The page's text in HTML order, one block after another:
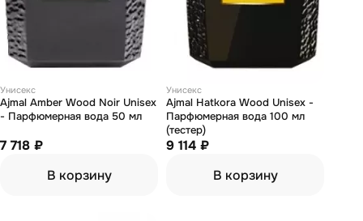
Унисекс
Ajmal Amber Wood Noir Unisex
- Парфюмерная вода 50 мл
7 718 ₽
В корзину
Унисекс
Ajmal Hatkora Wood Unisex -
Парфюмерная вода 100 мл
(тестер)
9 114 ₽
В корзину